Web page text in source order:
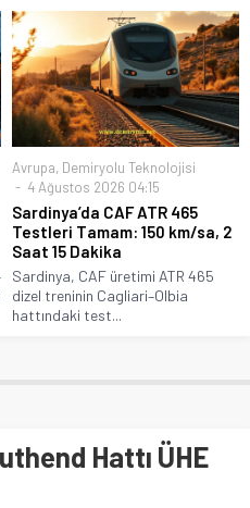
Avrupa, Demiryolu Teknolojisi
4 Ağustos 2026 04:15
Sardinya’da CAF ATR 465
Testleri Tamam: 150 km/sa, 2
Saat 15 Dakika
Sardinya, CAF üretimi ATR 465
dizel treninin Cagliari–Olbia
hattındaki test...
Hattı ÜHE